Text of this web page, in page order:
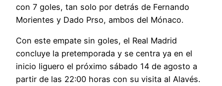
con 7 goles, tan solo por detrás de Fernando
Morientes y Dado Prso, ambos del Mónaco.
Con este empate sin goles, el Real Madrid
concluye la pretemporada y se centra ya en el
inicio liguero el próximo sábado 14 de agosto a
partir de las 22:00 horas con su visita al Alavés.